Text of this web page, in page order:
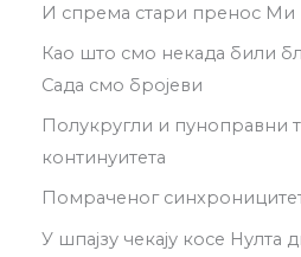
И спрема стари пренос Ми
Као што смо некада били
Сада смо бројеви
Полукругли и пуноправни
континуитета
Помраченог
У шпајзу чекају косе Нулта